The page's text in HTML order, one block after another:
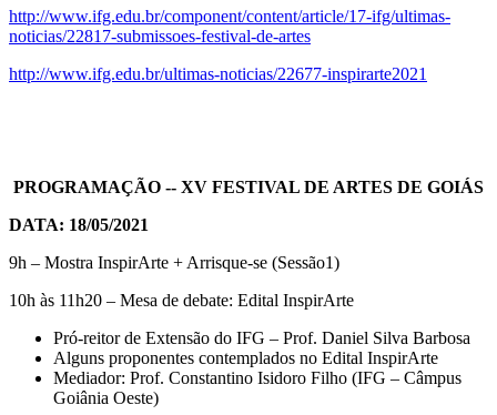
http://www.ifg.edu.br/component/content/article/17-ifg/ultimas-
noticias/22817-submissoes-festival-de-artes
http://www.ifg.edu.br/ultimas-noticias/22677-inspirarte2021
PROGRAMAÇÃO -- XV FESTIVAL DE ARTES DE GOIÁS
DATA: 18/05/2021
9h – Mostra InspirArte + Arrisque-se (Sessão1)
10h às 11h20 – Mesa de debate: Edital InspirArte
Pró-reitor de Extensão do IFG – Prof. Daniel Silva Barbosa
Alguns proponentes contemplados no Edital InspirArte
Mediador: Prof. Constantino Isidoro Filho (IFG – Câmpus
Goiânia Oeste)